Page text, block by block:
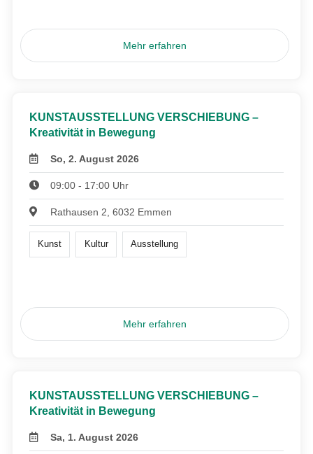
Mehr erfahren
KUNSTAUSSTELLUNG VERSCHIEBUNG –
Kreativität in Bewegung
So, 2. August 2026
09:00 - 17:00 Uhr
Rathausen 2, 6032 Emmen
Kunst Kultur Ausstellung
Mehr erfahren
KUNSTAUSSTELLUNG VERSCHIEBUNG –
Kreativität in Bewegung
Sa, 1. August 2026